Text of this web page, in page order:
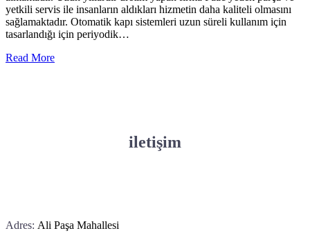
yetkili servis ile insanların aldıkları hizmetin daha kaliteli olmasını
sağlamaktadır. Otomatik kapı sistemleri uzun süreli kullanım için
tasarlandığı için periyodik…
Read More
iletişim
Adres: Ali Paşa Mahallesi